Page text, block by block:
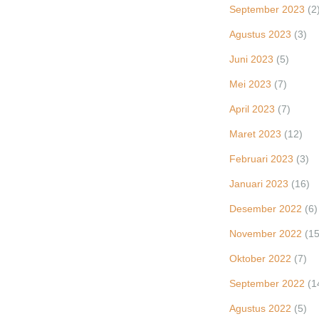
September 2023 (2)
Agustus 2023 (3)
Juni 2023 (5)
Mei 2023 (7)
April 2023 (7)
Maret 2023 (12)
Februari 2023 (3)
Januari 2023 (16)
Desember 2022 (6)
November 2022
Oktober 2022 (7)
September 2022
Agustus 2022 (5)